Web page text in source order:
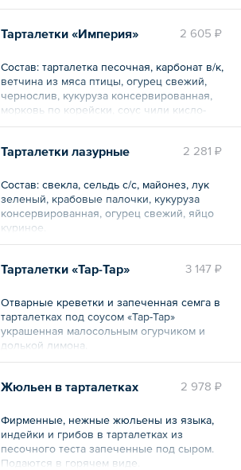
Общий вес – 550 г 2 605 ₽
Тарталетки «Империя»
Состав: тарталетка песочная, карбонат в/к,
ветчина из мяса птицы, огурец свежий,
чернослив, кукуруза консервированная,
морковь по корейски, соус чили кисло-
сладкий, майонез, болгарский перец,
Общий вес – 550 г
2 281 ₽
Тарталетки лазурные
Состав: свекла, сельдь с/с, майонез, лук
зеленый, крабовые палочки, кукуруза
консервированная, огурец свежий, яйцо
куриное.
3 147 ₽
Тарталетки «Тар-Тар»
Отварные креветки и запеченная семга в
тарталетках под соусом «Тар-Тар»
украшенная малосольным огурчиком и
долькой лимона.
30 шт.
2 978 ₽
Жюльен в тарталетках
Фирменные, нежные жюльены из языка,
индейки и грибов в тарталетках из
песочного теста запеченные под сыром.
Подаются в горячем виде.